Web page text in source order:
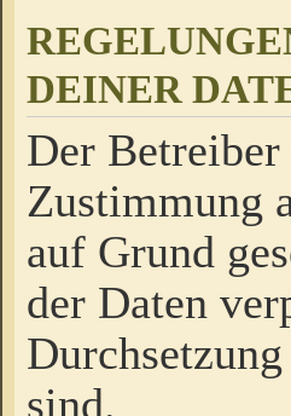
DEINER
Der
Zustimmung
auf Grund
der Daten
sind.